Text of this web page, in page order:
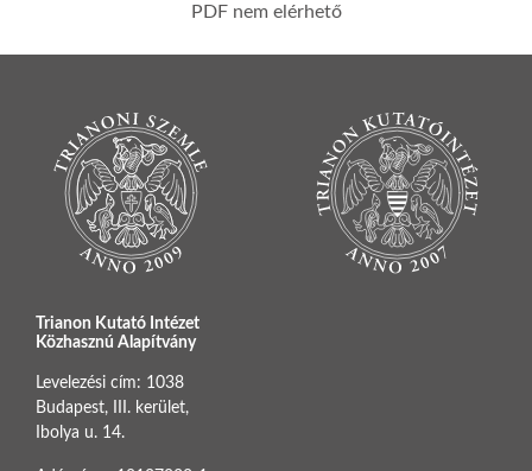
PDF nem elérhető
Trianon Kutató Intézet
Közhasznú Alapítvány
Levelezési cím: 1038
Budapest, III. kerület,
Ibolya u. 14.